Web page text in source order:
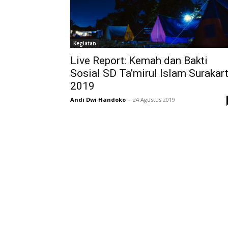
Kegiatan
Live Report: Kemah dan Bakti
Sosial SD Ta’mirul Islam
2019
Andi Dwi Handoko - 24 Agustus 2019